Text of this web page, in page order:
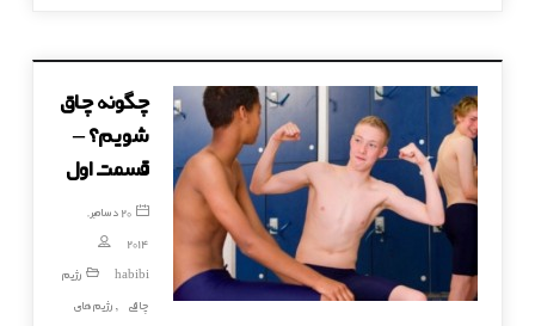
چگونه چاق
شویم؟ –
قسمت اول
20 دسامبر,
2014
habibi
رژیم
چاقی
, رژیم های